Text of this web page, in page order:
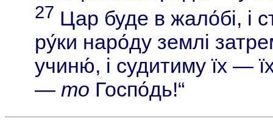
27 Цар буде в жало́бі, і
ру́ки наро́ду землі
учиню́, і судитиму їх —
—то Госпо́дь!“